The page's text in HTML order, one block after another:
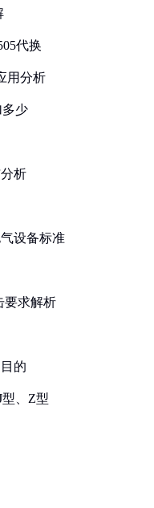
代换
用分析
多少
析
设备标准
要求解析
的
、Z型